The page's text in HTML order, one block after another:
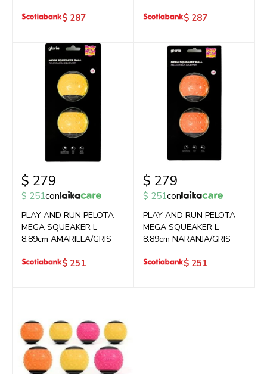
$ 287 $ 287
$ 279
$ 251con
PLAY AND RUN PELOTA
MEGA SQUEAKER L
8.89cm AMARILLA/GRIS
$ 251
$ 279
$ 251con
PLAY AND RUN PELOTA
MEGA SQUEAKER L
8.89cm NARANJA/GRIS
$ 251